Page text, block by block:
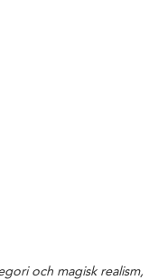
och magisk realism,